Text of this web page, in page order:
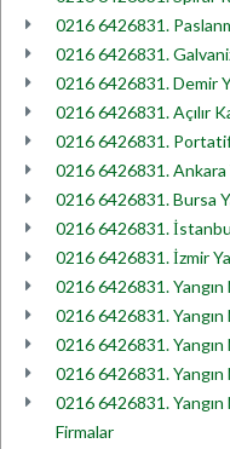
0216 6426831.
0216 6426831.
0216 6426831. Demir
0216 6426831. Açılır
0216 6426831.
0216 6426831. Ankara
0216 6426831. Bursa
0216 6426831.
0216 6426831. İzmir
0216 6426831. Yangın
0216 6426831.
0216 6426831.
0216 6426831. Yangın
0216 6426831.
Firmalar